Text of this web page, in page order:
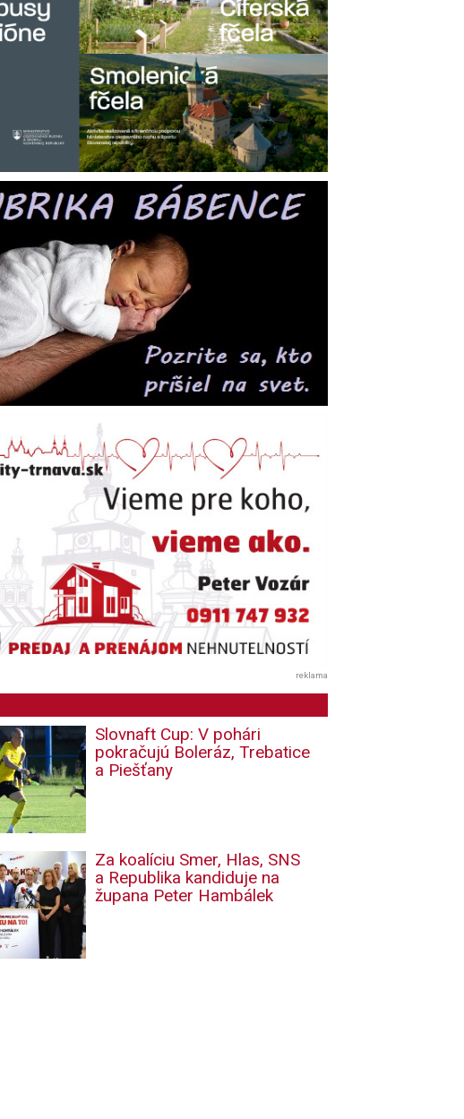
reklama
Slovnaft Cup: V pohári
pokračujú Boleráz, Trebatice
a Piešťany
Za koalíciu Smer, Hlas, SNS
a Republika kandiduje na
župana Peter Hambálek